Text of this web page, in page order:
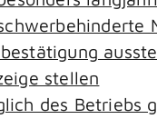
stellen
des Betriebs